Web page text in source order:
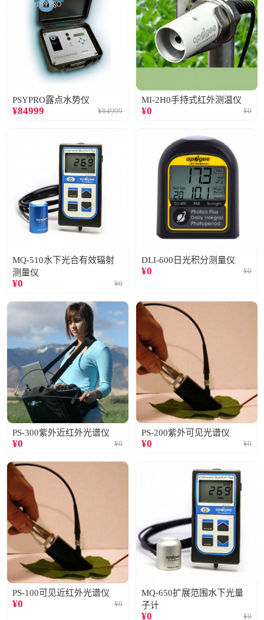
PSYPRO露点水势仪
¥84999 ¥84999
MI-2H0手持式红外测温仪
¥0 ¥0
MQ-510水下光合有效辐射
测量仪
¥0 ¥0
DLI-600日光积分测量仪
¥0 ¥0
PS-300紫外近红外光谱仪
¥0 ¥0
PS-200紫外可见光谱仪
¥0 ¥0
PS-100可见近红外光谱仪
¥0 ¥0
MQ-650扩展范围水下光量
子计
¥0 ¥0